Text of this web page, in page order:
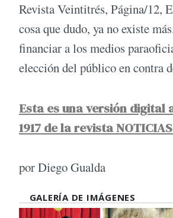
Revista Veintitrés, Página/12,
cosa que dudo, ya no existe
financiar a los medios
elección del público en contra
Esta es una versión
1917 de la revista
por Diego Gualda
GALERÍA DE IMÁGENES